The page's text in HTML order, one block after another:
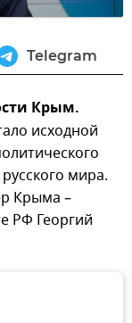
Telegram
Крым.
исходной
мира.
Крыма –
РФ Георгий